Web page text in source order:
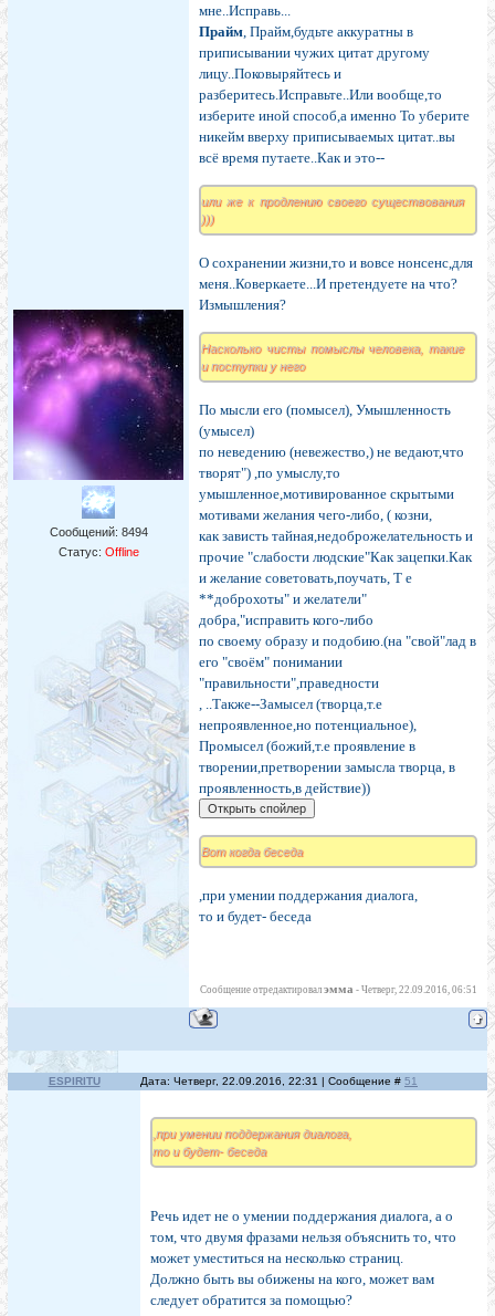
Сообщений: 8494
Статус: Offline
мне..Исправь...
Прайм, Прайм,будьте аккуратны в
приписывании чужих цитат другому
лицу..Поковыряйтесь и
разберитесь.Исправьте..Или вообще,то
изберите иной способ,а именно То уберите
никейм вверху приписываемых цитат..вы
всё время путаете..Как и это--
или же к продлению своего существования
)))
О сохранении жизни,то и вовсе нонсенс,для
меня..Коверкаете...И претендуете на что?
Измышления?
Насколько чисты помыслы человека, такие
и поступки у него
По мысли его (помысел), Умышленность
(умысел)
по неведению (невежество,) не ведают,что
творят") ,по умыслу,то
умышленное,мотивированное скрытыми
мотивами желания чего-либо, ( козни,
как зависть тайная,недоброжелательность и
прочие "слабости людские"Как зацепки.Как
и желание советовать,поучать, Т е
**доброхоты" и желатели"
добра,"исправить кого-либо
по своему образу и подобию.(на "свой"лад в
его "своём" понимании
"правильности",праведности
, ..Также--Замысел (творца,т.е
непроявленное,но потенциальное),
Промысел (божий,т.е проявление в
творении,претворении замысла творца, в
проявленность,в действие))
Вот когда беседа
,при умении поддержания диалога,
то и будет- беседа
Сообщение отредактировал эмма - Четверг, 22.09.2016, 06:51
ESPIRITU Дата: Четверг, 22.09.2016, 22:31 | Сообщение # 51
,при умении поддержания диалога,
то и будет- беседа
Речь идет не о умении поддержания диалога, а о
том, что двумя фразами нельзя объяснить то, что
может уместиться на несколько страниц.
Должно быть вы обижены на кого, может вам
следует обратится за помощью?